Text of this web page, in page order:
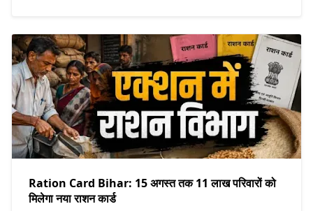
Ration Card Bihar: 15 अगस्त तक 11 लाख परिवारों को
मिलेगा नया राशन कार्ड